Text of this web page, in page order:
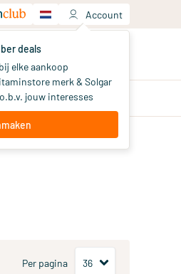
Account
deals
bij elke aankoop
merk & Solgar
o.b.v. jouw interesses
producten
deals
Per pagina